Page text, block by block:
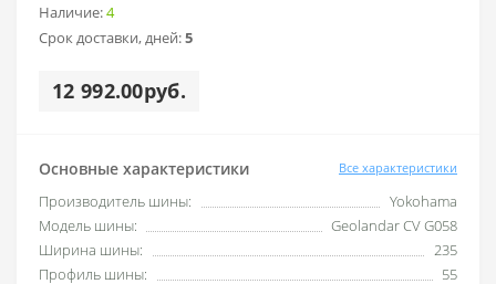
Наличие:4
Срок доставки, дней:5
12 992.00руб.
Основные характеристики Все характеристики
Производитель шины:
Yokohama
Модель шины:
Geolandar CV G058
Ширина шины:
235
Профиль шины:
55